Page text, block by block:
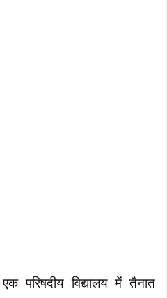
परिषदीय विद्यालय में तैनात